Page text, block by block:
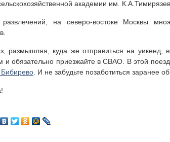
академии им.
на северо-востоке Москвы
размышляя, куда же отправиться на уикенд,
обязательно приезжайте в СВАО. В этой
. И не забудьте позаботиться заранее